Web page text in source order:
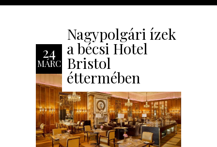
24
MÁRC
Nagypolgári ízek
a bécsi Hotel
Bristol
éttermében